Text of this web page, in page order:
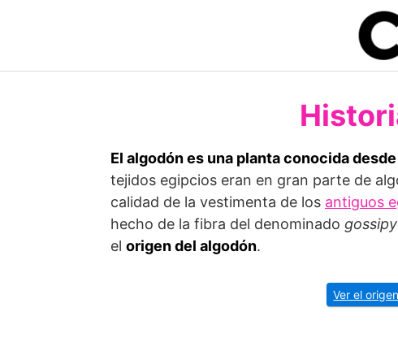
El algodón es una planta conocida
tejidos egipcios eran en gran parte de
calidad de la vestimenta de los antiguos
hecho de la fibra del denominado
el origen del algodón.
Ver el